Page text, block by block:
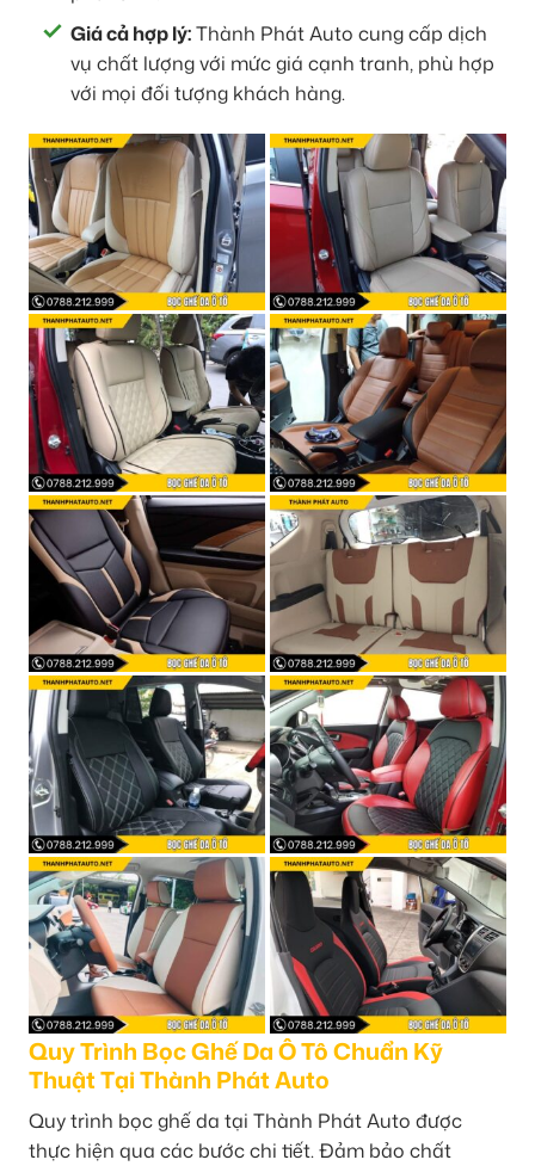
Giá cả hợp lý:Thành Phát Auto cung cấp dịch
vụ chất lượng với mức giá cạnh tranh, phù hợp
với mọi đối tượng khách hàng.
Quy Trình Bọc Ghế Da Ô Tô Chuẩn Kỹ
Thuật Tại Thành Phát Auto
Quy trình bọc ghế da tại Thành Phát Auto được
thực hiện qua các bước chi tiết. Đảm bảo chất